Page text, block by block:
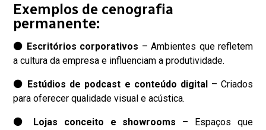
Exemplos de cenografia
permanente:
⚫ Escritórios corporativos – Ambientes que refletem
a cultura da empresa e influenciam a produtividade.
⚫ Estúdios de podcast e conteúdo digital – Criados
para oferecer qualidade visual e acústica.
⚫ Lojas conceito e showrooms – Espaços que